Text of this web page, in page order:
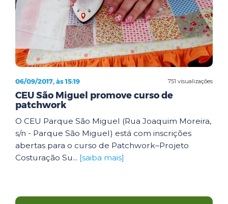
751 visualizações
06/09/2017, às 15:19
CEU São Miguel promove curso de
patchwork
O CEU Parque São Miguel (Rua Joaquim Moreira,
s/n - Parque São Miguel) está com inscrições
abertas para o curso de Patchwork–Projeto
Costuração Su... [saiba mais]